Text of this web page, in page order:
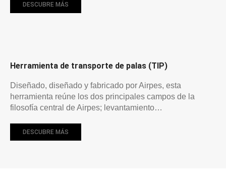
DESCUBRE MÁS
Herramienta de transporte de palas (TIP)
Diseñado, diseñado y fabricado por Airpes, esta
herramienta reúne los dos principales campos de la
filosofía central de Airpes; levantamiento…
DESCUBRE MÁS